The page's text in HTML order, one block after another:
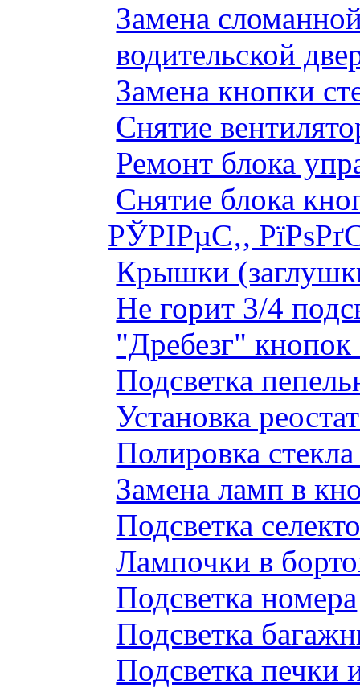
Замена
водительской
Замена кнопки
Снятие
Ремонт блока
Снятие блока
РЎРІРµС‚,
Крышки
Не горит 3/4
"Дребезг"
Подсветка
Установка
Полировка
Замена ламп в
Подсветка
Лампочки в
Подсветка номера
Подсветка
Подсветка печки